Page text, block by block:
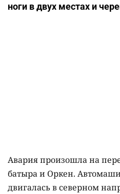
ноги в двух местах и
Авария произошла на
батыра и Оркен.
двигалась в северном